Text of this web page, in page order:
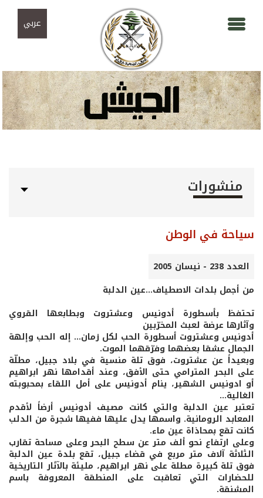
عربي
منشورات
سياحة في الوطن
العدد 238 - نيسان 2005
من أجمل بلدات الاصطياف...عين الدلبة
تحتفظ بأسطورة أدونيس وعشتروت وبطابعها القروي
وآثارها عرضة لعبث المخرّبين
أدونيس وعشتروت أسطورة الحب لكل زمان... إله الحب وإلهة
الجمال عشقا بعضهما وفرّقهما الموت.
وبعيداً عن عشتروت، فوق تلة منسية في بلاد جبيل، مطلّة
على البحر المترامي حتى الأفق، وعند أقدامها نهر ابراهيم
أو ادونيس الشهير، ينام أدونيس على أمل اللقاء بمحبوبته
الغالية...
تعتبر عين الدلبة والتي كانت مصيف أدونيس أرضاً لأقدم
المعابد الرومانية. واسمها يدل عليها ففيها شجرة من الدلب
كانت تقع بمحاذاة عين ماء.
وعلى ارتفاع نحو ألف متر عن سطح البحر وعلى مساحة تقارب
الثلاثة آلاف متر مربع في قضاء جبيل، تقع بلدة عين الدلبة
فوق تلة كبيرة مطلة على نهر ابراهيم، مليئة بالآثار التاريخية
للحضارات التي تعاقبت على المنطقة المعروفة باسم
المشنقة.